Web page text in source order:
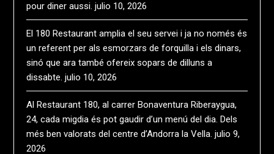
pour diner aussi. julio 10, 2026
El 180 Restaurant amplia el seu servei i ja no només és
un referent per als esmorzars de forquilla i els dinars,
sinó que ara també ofereix sopars de dilluns a
dissabte. julio 10, 2026
Al Restaurant 180, al carrer Bonaventura Riberaygua,
24, cada migdia és pot gaudir d’un menú del dia. Dels
més ben valorats del centre d’Andorra la Vella. julio 9,
2026